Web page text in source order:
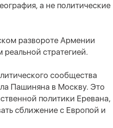
а не политические
развороте Армении
реальной стратегией.
сообщества
Пашиняна в Москву. Это
политики Еревана,
сближение с Европой и